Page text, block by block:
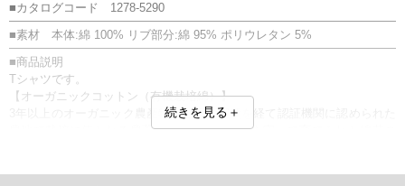
■カタログコード 1278-5290
■素材 本体:綿 100% リブ部分:綿 95% ポリウレタン 5%
■商品説明
Tシャツです。
【オーガニックコットン（有機栽培綿）】
3年以上のオーガニック農産物の生産の実績を経て認証機関に認められた
農地で栽培に使われる農薬肥料の厳格な基準を守って育てられた綿花の
続きを見る＋